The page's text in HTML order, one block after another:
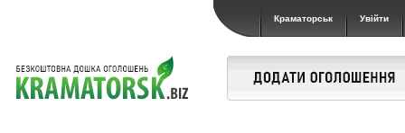
Краматорськ Увійти